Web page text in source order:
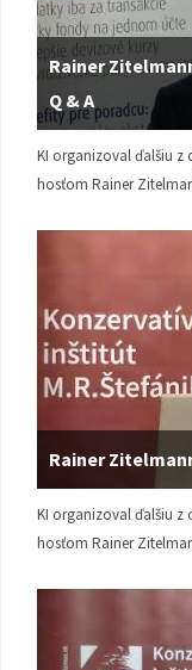
Rainer
Q & A
KI organizoval ďalšiu z
hosťom Rainer
Rainer
KI organizoval ďalšiu z
hosťom Rainer